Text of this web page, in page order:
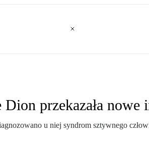
przekazała
u niej syndrom sztywnego